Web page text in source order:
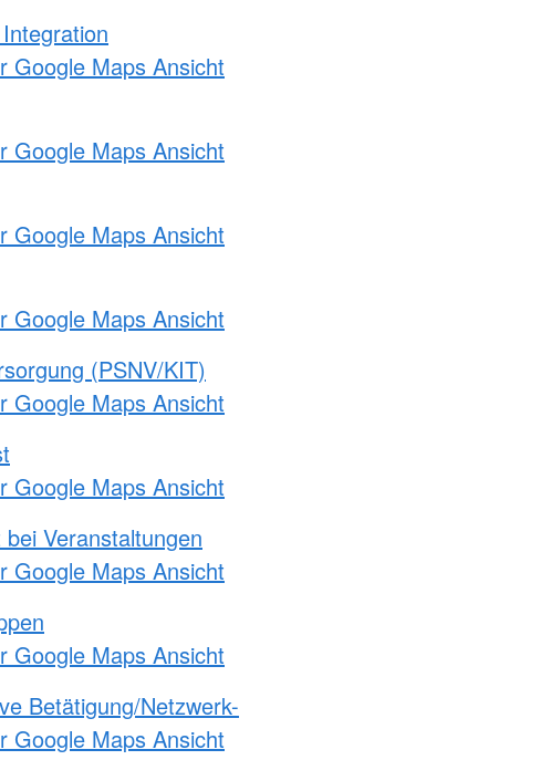
Google Maps Ansicht
Google Maps Ansicht
Google Maps Ansicht
Google Maps Ansicht
(PSNV/KIT)
Google Maps Ansicht
Google Maps Ansicht
Veranstaltungen
Google Maps Ansicht
Google Maps Ansicht
Betätigung/Netzwerk-
Google Maps Ansicht